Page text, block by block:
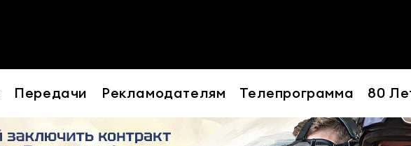
Передачи Рекламодателям Телепрограмма 80